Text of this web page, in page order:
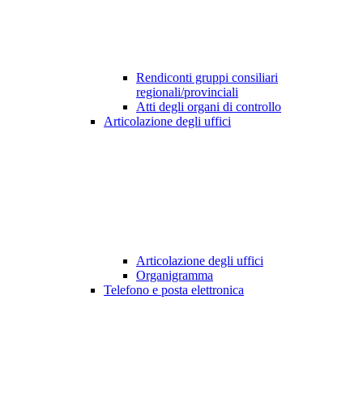
Rendiconti gruppi consiliari
regionali/provinciali
Atti degli organi di controllo
Articolazione degli uffici
Articolazione degli uffici
Organigramma
Telefono e posta elettronica